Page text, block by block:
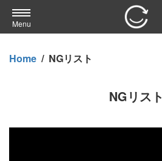
Menu
Home / NGリスト
NGリスト